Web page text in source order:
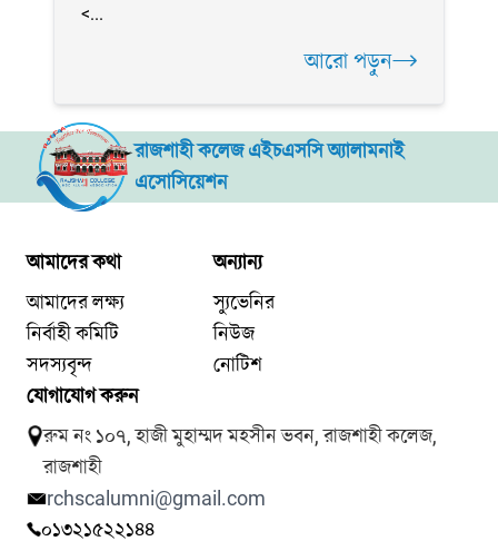
<...
আরো পড়ুন
রাজশাহী কলেজ এইচএসসি অ্যালামনাই
এসোসিয়েশন
আমাদের কথা
আমাদের লক্ষ্য
নির্বাহী কমিটি
সদস্যবৃন্দ
অন্যান্য
স্যুভেনির
নিউজ
নোটিশ
যোগাযোগ করুন
রুম নং ১০৭, হাজী মুহাম্মদ মহসীন ভবন, রাজশাহী কলেজ,
রাজশাহী
rchscalumni@gmail.com
০১৩২১৫২২১৪৪